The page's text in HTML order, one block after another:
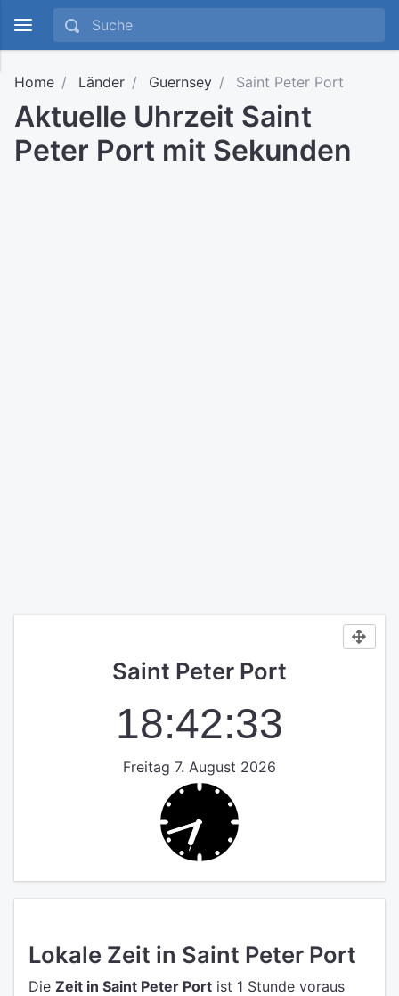
Home Länder Guernsey Saint Peter Port
Aktuelle Uhrzeit Saint
Peter Port mit Sekunden
Saint Peter Port
18:42:33
Freitag 7. August 2026
Lokale Zeit in Saint Peter Port
Die Zeit in Saint Peter Port ist 1 Stunde voraus